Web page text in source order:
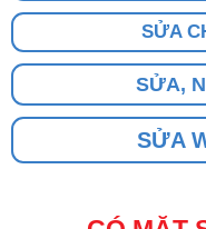
SỬA
SỬA,
SỬA